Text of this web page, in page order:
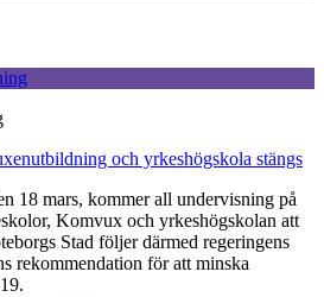
och yrkeshögskola stängs
18 mars, kommer all undervisning på
Komvux och yrkeshögskolan att
Stad följer därmed regeringens
rekommendation för att minska